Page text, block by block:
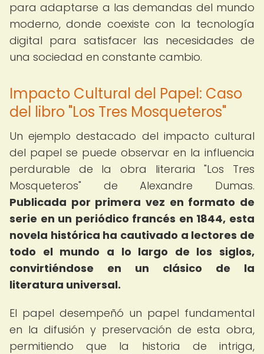
para adaptarse a las demandas del mundo
moderno, donde coexiste con la tecnología
digital para satisfacer las necesidades de
una sociedad en constante cambio.
Impacto Cultural del Papel: Caso
del libro "Los Tres Mosqueteros"
Un ejemplo destacado del impacto cultural
del papel se puede observar en la influencia
perdurable de la obra literaria "Los Tres
Mosqueteros" de Alexandre Dumas.
Publicada por primera vez en formato de
serie en un periódico francés en 1844, esta
novela histórica ha cautivado a lectores de
todo el mundo a lo largo de los siglos,
convirtiéndose en un clásico de la
literatura universal.
El papel desempeñó un papel fundamental
en la difusión y preservación de esta obra,
permitiendo que la historia de intriga,